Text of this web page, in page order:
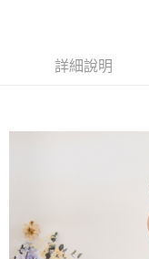
大哥付你分期
2.付款方式選擇「大哥付
流程，驗證手機門號後，
3.實際核准額度、可分期
4.訂單成立30分鐘內，如
消。如遇「轉專審核」未
法說明評估內容。
【繳款方式說明】
AFTEE先享後付是「在
１．簡單：不需註冊會員
２．便利：只要手機號碼
３．安心：先確認商品／
全家取貨付款
詳細說明